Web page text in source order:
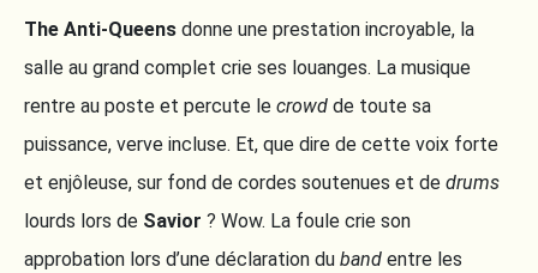
The Anti-Queens donne une prestation incroyable, la
salle au grand complet crie ses louanges. La musique
rentre au poste et percute le crowd de toute sa
puissance, verve incluse. Et, que dire de cette voix forte
et enjôleuse, sur fond de cordes soutenues et de drums
lourds lors de Savior ? Wow. La foule crie son
approbation lors d’une déclaration du band entre les